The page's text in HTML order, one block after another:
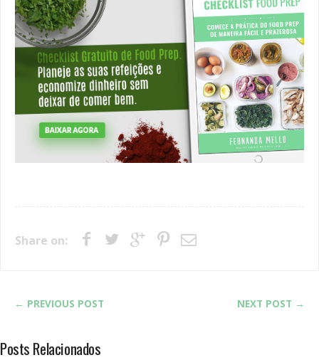
Share on:
← PREVIOUS POST NEXT POST →
Posts Relacionados